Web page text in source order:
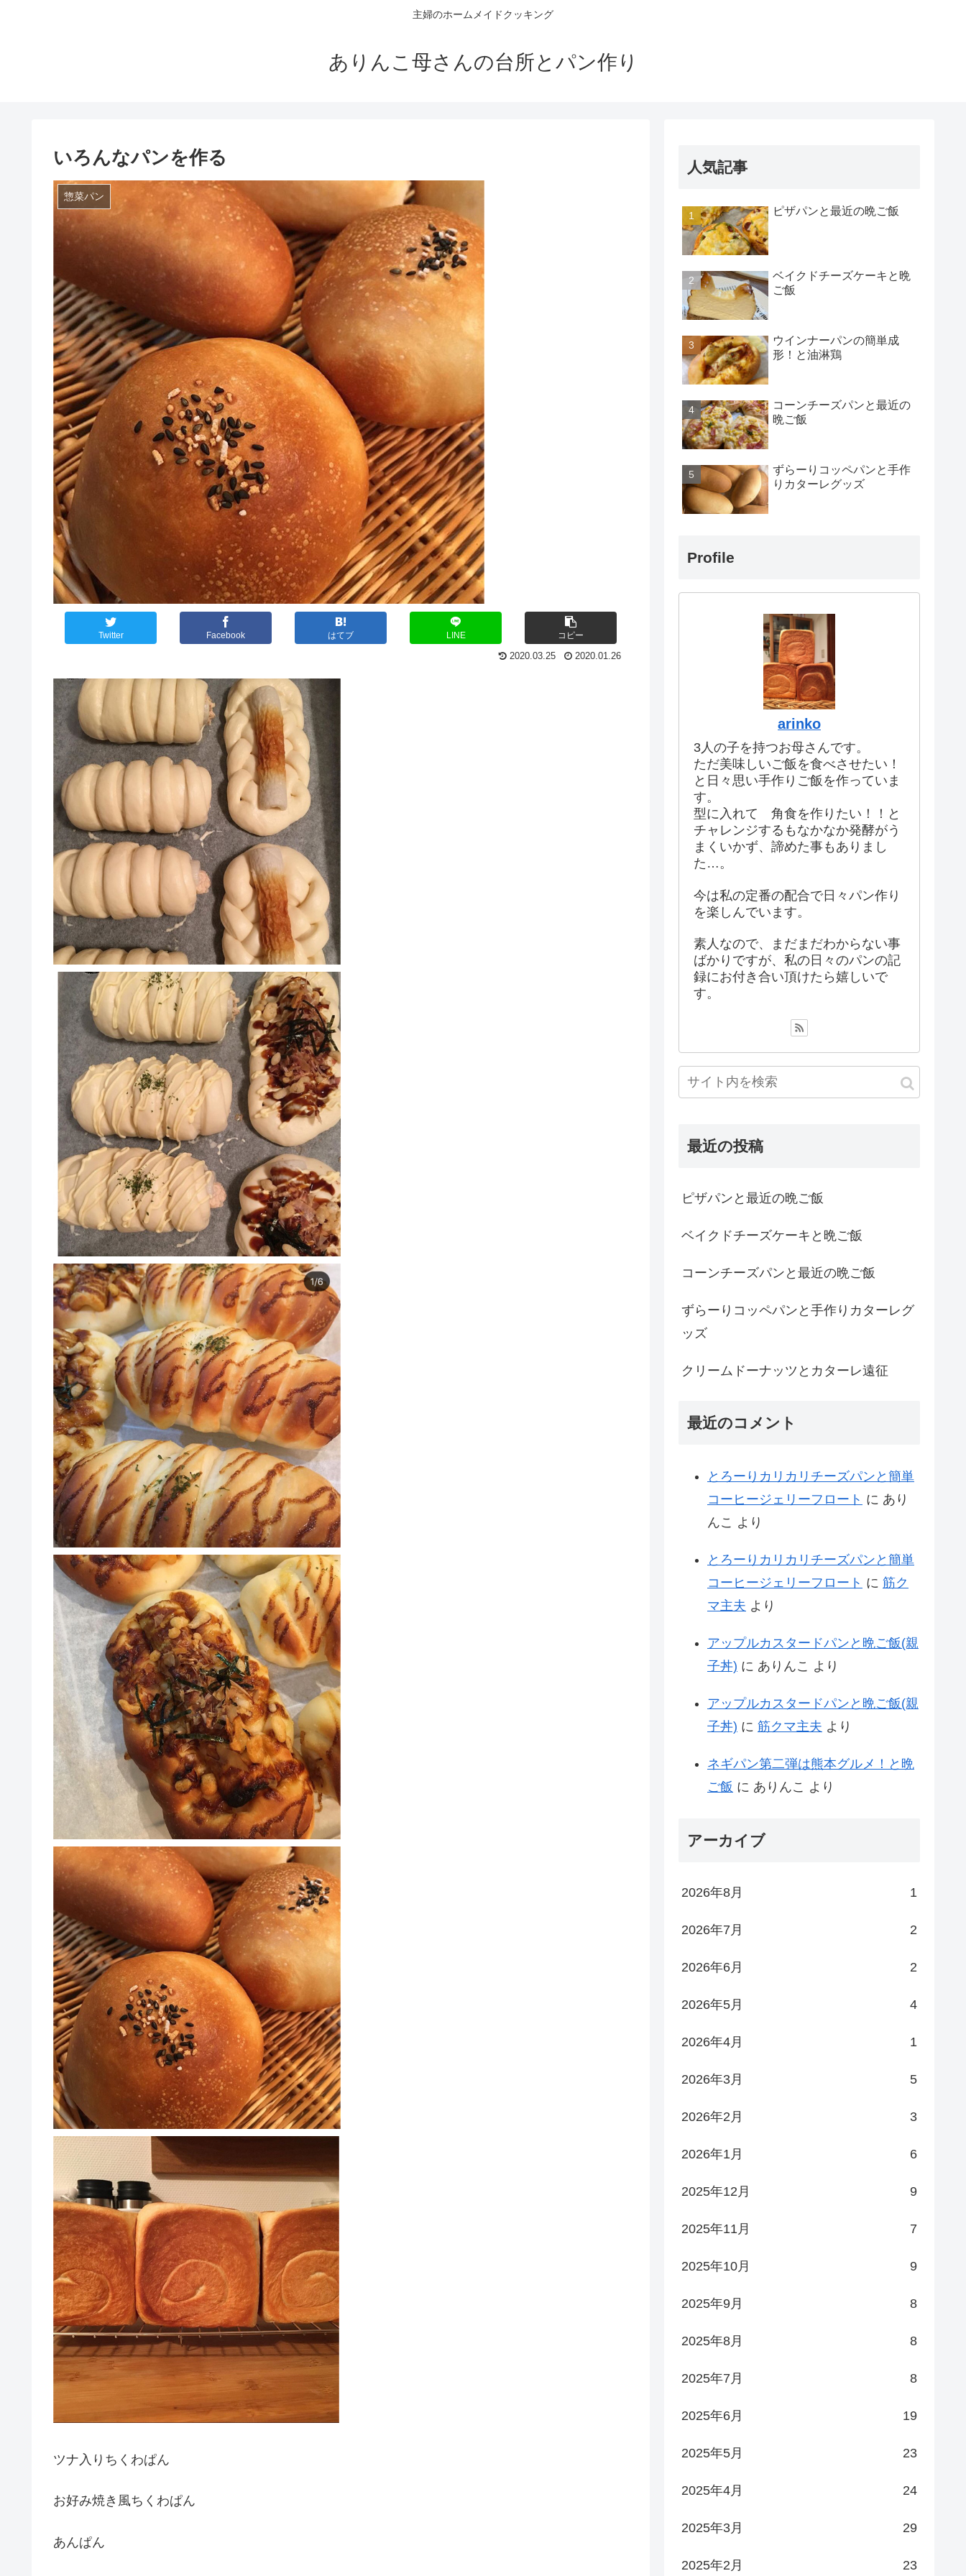
主婦のホームメイドクッキング
ありんこ母さんの台所とパン作り
いろんなパンを作る
惣菜パン
Twitter Facebook はてブ LINE コピー
2020.03.25 2020.01.26
ツナ入りちくわぱん
お好み焼き風ちくわぱん
あんぱん
人気記事
ピザパンと最近の晩ご飯
ベイクドチーズケーキと晩
ご飯
ウインナーパンの簡単成
形！と油淋鶏
コーンチーズパンと最近の
晩ご飯
ずらーりコッペパンと手作
りカターレグッズ
Profile
arinko
3人の子を持つお母さんです。
ただ美味しいご飯を食べさせたい！
と日々思い手作りご飯を作っていま
す。
型に入れて 角食を作りたい！！と
チャレンジするもなかなか発酵がう
まくいかず、諦めた事もありまし
た…。
今は私の定番の配合で日々パン作り
を楽しんでいます。
素人なので、まだまだわからない事
ばかりですが、私の日々のパンの記
録にお付き合い頂けたら嬉しいで
す。
最近の投稿
ピザパンと最近の晩ご飯
ベイクドチーズケーキと晩ご飯
コーンチーズパンと最近の晩ご飯
ずらーりコッペパンと手作りカターレグ
ッズ
クリームドーナッツとカターレ遠征
最近のコメント
とろーりカリカリチーズパンと簡単
コーヒージェリーフロート に あり
んこ より
とろーりカリカリチーズパンと簡単
コーヒージェリーフロート に 筋ク
マ主夫 より
アップルカスタードパンと晩ご飯(親
子丼) に ありんこ より
アップルカスタードパンと晩ご飯(親
子丼) に 筋クマ主夫 より
ネギパン第二弾は熊本グルメ！と晩
ご飯 に ありんこ より
アーカイブ
2026年8月 1
2026年7月 2
2026年6月 2
2026年5月 4
2026年4月 1
2026年3月 5
2026年2月 3
2026年1月 6
2025年12月 9
2025年11月 7
2025年10月 9
2025年9月 8
2025年8月 8
2025年7月 8
2025年6月 19
2025年5月 23
2025年4月 24
2025年3月 29
2025年2月 23